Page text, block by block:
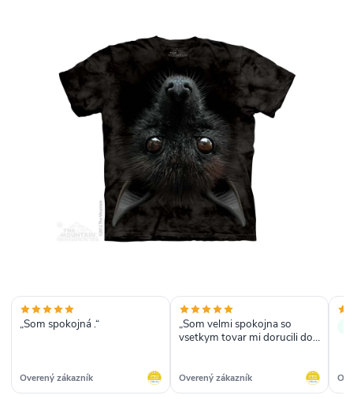
„Som spokojná .“
Overený zákazník
„Som velmi spokojna so
vsetkym tovar mi dorucili do
presne podla mojich predstav
nielen na fotke ,ale aj v
Overený zákazník